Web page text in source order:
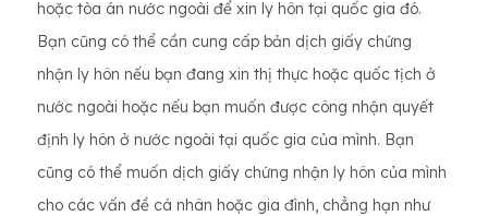
hoặc tòa án nước ngoài để xin ly hôn tại quốc gia đó.
Bạn cũng có thể cần cung cấp bản dịch giấy chứng
nhận ly hôn nếu bạn đang xin thị thực hoặc quốc tịch ở
nước ngoài hoặc nếu bạn muốn được công nhận quyết
định ly hôn ở nước ngoài tại quốc gia của mình. Bạn
cũng có thể muốn dịch giấy chứng nhận ly hôn của mình
cho các vấn đề cá nhân hoặc gia đình, chẳng hạn như